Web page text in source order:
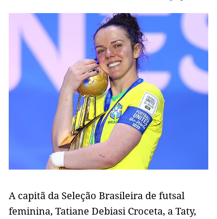
A capitã da Seleção Brasileira de futsal
feminina, Tatiane Debiasi Croceta, a Taty,